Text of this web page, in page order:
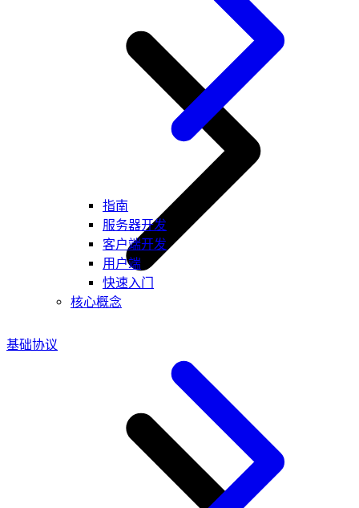
指南
服务器开发
客户端开发
用户端
快速入门
核心概念
基础协议